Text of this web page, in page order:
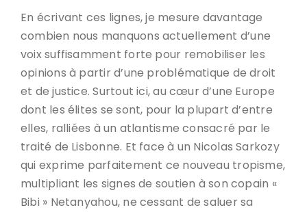
En écrivant ces lignes, je mesure davantage
combien nous manquons actuellement d’une
voix suffisamment forte pour remobiliser les
opinions à partir d’une problématique de droit
et de justice. Surtout ici, au cœur d’une Europe
dont les élites se sont, pour la plupart d’entre
elles, ralliées à un atlantisme consacré par le
traité de Lisbonne. Et face à un Nicolas Sarkozy
qui exprime parfaitement ce nouveau tropisme,
multipliant les signes de soutien à son copain «
Bibi » Netanyahou, ne cessant de saluer sa